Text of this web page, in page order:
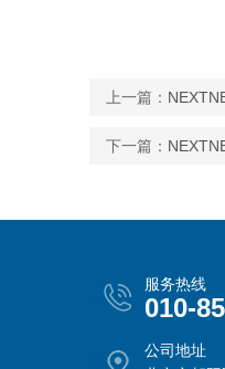
上一篇：
下一篇：
服务热线
010-
公司地址